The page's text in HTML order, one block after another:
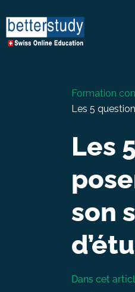
Formation
Les 5
Les
son
Dans cet